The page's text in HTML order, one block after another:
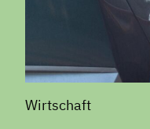
Wirtschaft